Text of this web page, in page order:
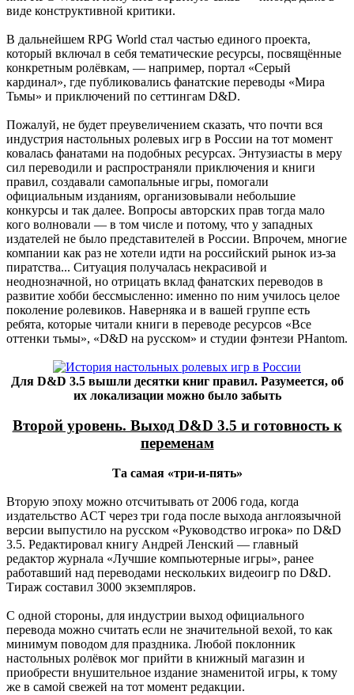
виде конструктивной критики.
В дальнейшем RPG World стал частью единого проекта,
который включал в себя тематические ресурсы, посвящённые
конкретным ролёвкам, — например, портал «Серый
кардинал», где публиковались фанатские переводы «Мира
Тьмы» и приключений по сеттингам D&D.
Пожалуй, не будет преувеличением сказать, что почти вся
индустрия настольных ролевых игр в России на тот момент
ковалась фанатами на подобных ресурсах. Энтузиасты в меру
сил переводили и распространяли приключения и книги
правил, создавали самопальные игры, помогали
официальным изданиям, организовывали небольшие
конкурсы и так далее. Вопросы авторских прав тогда мало
кого волновали — в том числе и потому, что у западных
издателей не было представителей в России. Впрочем, многие
компании как раз не хотели идти на российский рынок из-за
пиратства... Ситуация получалась некрасивой и
неоднозначной, но отрицать вклад фанатских переводов в
развитие хобби бессмысленно: именно по ним училось целое
поколение ролевиков. Наверняка и в вашей группе есть
ребята, которые читали книги в переводе ресурсов «Все
оттенки тьмы», «D&D на русском» и студии фэнтези PHantom.
Для D&D 3.5 вышли десятки книг правил. Разумеется, об
их локализации можно было забыть
Второй уровень. Выход D&D 3.5 и готовность к
переменам
Та самая «три-и-пять»
Вторую эпоху можно отсчитывать от 2006 года, когда
издательство ACT через три года после выхода англоязычной
версии выпустило на русском «Руководство игрока» по D&D
3.5. Редактировал книгу Андрей Ленский — главный
редактор журнала «Лучшие компьютерные игры», ранее
работавший над переводами нескольких видеоигр по D&D.
Тираж составил 3000 экземпляров.
С одной стороны, для индустрии выход официального
перевода можно считать если не значительной вехой, то как
минимум поводом для праздника. Любой поклонник
настольных ролёвок мог прийти в книжный магазин и
приобрести внушительное издание знаменитой игры, к тому
же в самой свежей на тот момент редакции.